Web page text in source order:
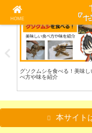
料理/食べる
グソクムシを食べる！美味し
べ方や味を紹介
本サイト
HOME